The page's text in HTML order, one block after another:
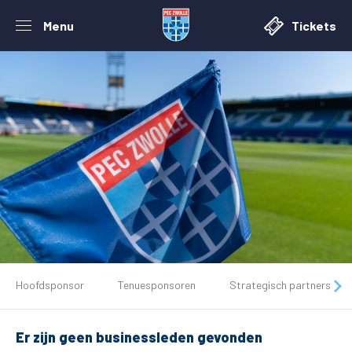
Menu Tickets
Tickets
Matchdays
Hoofdsponsor Tenuesponsoren Strategisch partners
Er zijn geen businessleden gevonden